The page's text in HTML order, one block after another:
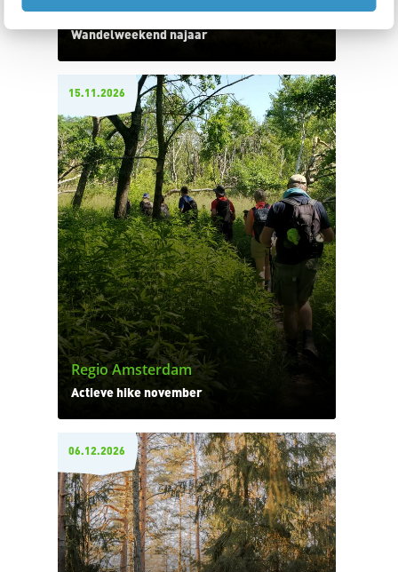
Regio Amsterdam
Wandelweekend najaar
15.11.2026
Regio Amsterdam
Actieve hike november
06.12.2026